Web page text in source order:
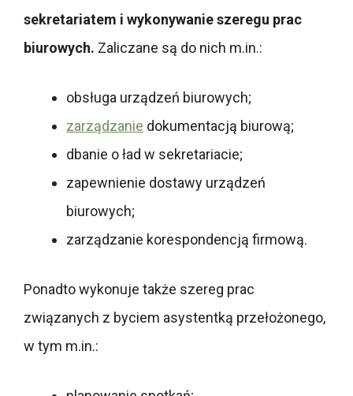
sekretariatem i wykonywanie szeregu prac
biurowych. Zaliczane są do nich m.in.:
obsługa urządzeń biurowych;
zarządzanie dokumentacją biurową;
dbanie o ład w sekretariacie;
zapewnienie dostawy urządzeń
biurowych;
zarządzanie korespondencją firmową.
Ponadto wykonuje także szereg prac
związanych z byciem asystentką przełożonego,
w tym m.in.: